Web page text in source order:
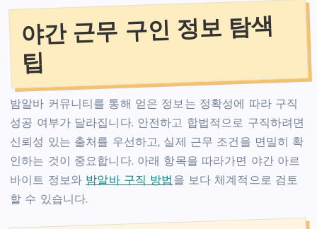
야간 근무 구인 정보 탐색
팁
밤알바 커뮤니티를 통해 얻은 정보는 정확성에 따라 구직
성공 여부가 달라집니다. 안전하고 합법적으로 구직하려면
신뢰성 있는 출처를 우선하고, 실제 근무 조건을 면밀히 확
인하는 것이 중요합니다. 아래 항목을 따라가면 야간 아르
바이트 정보와 밤알바 구직 방법 을 보다 체계적으로 검토
할 수 있습니다.